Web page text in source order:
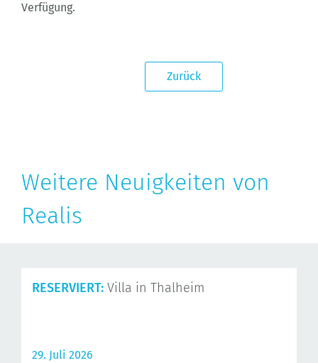
Verfügung.
Zurück
Weitere Neuigkeiten von
Realis
RESERVIERT: Villa in Thalheim
29. Juli 2026